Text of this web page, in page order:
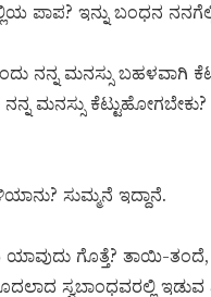
ಪಾಪ? ಇನ್ನು ಬಂಧನ
ನನ್ನ ಮನಸ್ಸು ಬಹಳವಾಗಿ
ನನ್ನ ಮನಸ್ಸು
ಸುಮ್ಮನೆ ಇದ್ದಾನೆ.
ಯಾವುದು ಗೊತ್ತೆ?
ಸ್ವಬಾಂಧವರಲ್ಲಿ